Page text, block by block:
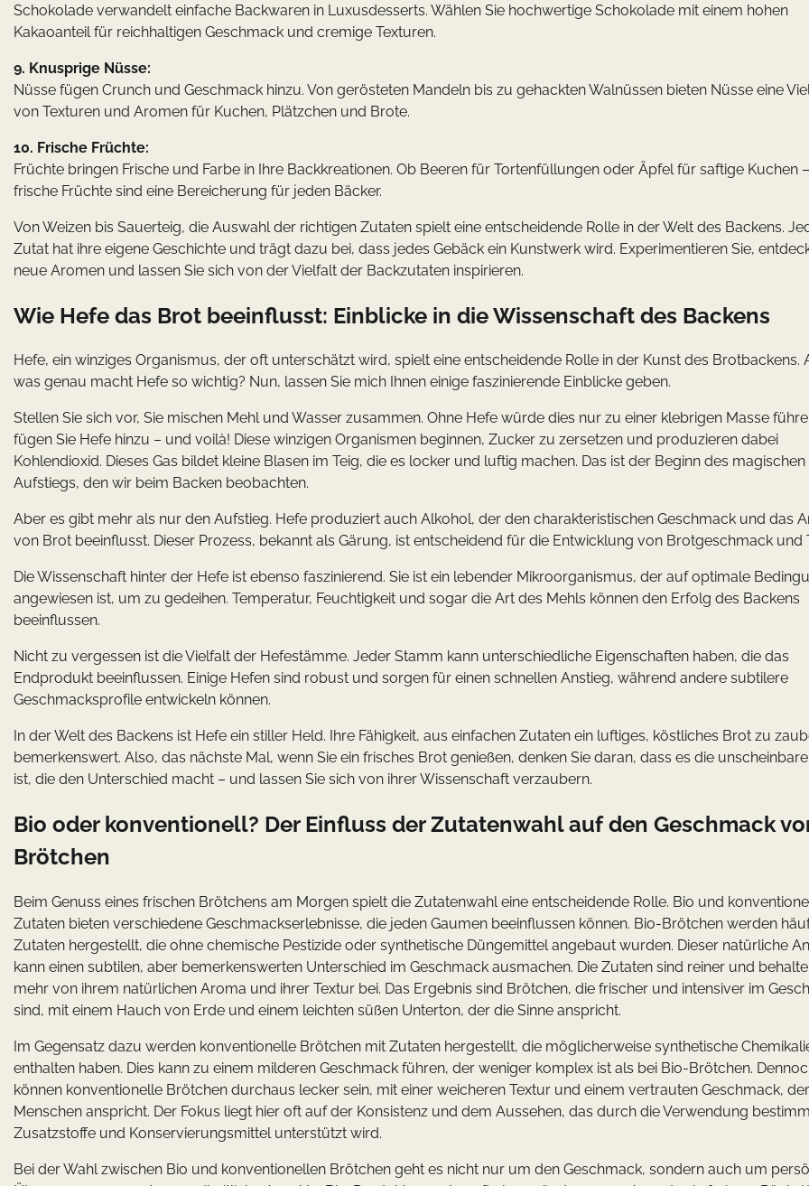
Schokolade verwandelt einfache Backwaren in Luxusdesserts. Wählen Sie hochwertige Schokolade mit einem hohen
Kakaoanteil für reichhaltigen Geschmack und cremige Texturen.
9. Knusprige Nüsse:
Nüsse fügen Crunch und Geschmack hinzu. Von gerösteten Mandeln bis zu gehackten Walnüssen bieten Nüsse eine
von Texturen und Aromen für Kuchen, Plätzchen und Brote.
10. Frische Früchte:
Früchte bringen Frische und Farbe in Ihre Backkreationen. Ob Beeren für Tortenfüllungen oder Äpfel für saftige Kuchen –
frische Früchte sind eine Bereicherung für jeden Bäcker.
Von Weizen bis Sauerteig, die Auswahl der richtigen Zutaten spielt eine entscheidende Rolle in der Welt des Backens.
Zutat hat ihre eigene Geschichte und trägt dazu bei, dass jedes Gebäck ein Kunstwerk wird. Experimentieren Sie,
neue Aromen und lassen Sie sich von der Vielfalt der Backzutaten inspirieren.
Wie Hefe das Brot beeinflusst: Einblicke in die Wissenschaft des Backens
Hefe, ein winziges Organismus, der oft unterschätzt wird, spielt eine entscheidende Rolle in der Kunst des Brotbackens.
was genau macht Hefe so wichtig? Nun, lassen Sie mich Ihnen einige faszinierende Einblicke geben.
Stellen Sie sich vor, Sie mischen Mehl und Wasser zusammen. Ohne Hefe würde dies nur zu einer klebrigen Masse
fügen Sie Hefe hinzu – und voilà! Diese winzigen Organismen beginnen, Zucker zu zersetzen und produzieren dabei
Kohlendioxid. Dieses Gas bildet kleine Blasen im Teig, die es locker und luftig machen. Das ist der Beginn des magischen
Aufstiegs, den wir beim Backen beobachten.
Aber es gibt mehr als nur den Aufstieg. Hefe produziert auch Alkohol, der den charakteristischen Geschmack und das
von Brot beeinflusst. Dieser Prozess, bekannt als Gärung, ist entscheidend für die Entwicklung von Brotgeschmack und
Die Wissenschaft hinter der Hefe ist ebenso faszinierend. Sie ist ein lebender Mikroorganismus, der auf optimale
angewiesen ist, um zu gedeihen. Temperatur, Feuchtigkeit und sogar die Art des Mehls können den Erfolg des Backens
beeinflussen.
Nicht zu vergessen ist die Vielfalt der Hefestämme. Jeder Stamm kann unterschiedliche Eigenschaften haben, die das
Endprodukt beeinflussen. Einige Hefen sind robust und sorgen für einen schnellen Anstieg, während andere subtilere
Geschmacksprofile entwickeln können.
In der Welt des Backens ist Hefe ein stiller Held. Ihre Fähigkeit, aus einfachen Zutaten ein luftiges, köstliches Brot zu
bemerkenswert. Also, das nächste Mal, wenn Sie ein frisches Brot genießen, denken Sie daran, dass es die
ist, die den Unterschied macht – und lassen Sie sich von ihrer Wissenschaft verzaubern.
Bio oder konventionell? Der Einfluss der Zutatenwahl auf den Geschmack
Brötchen
Beim Genuss eines frischen Brötchens am Morgen spielt die Zutatenwahl eine entscheidende Rolle. Bio und
Zutaten bieten verschiedene Geschmackserlebnisse, die jeden Gaumen beeinflussen können. Bio-Brötchen werden
Zutaten hergestellt, die ohne chemische Pestizide oder synthetische Düngemittel angebaut wurden. Dieser natürliche
kann einen subtilen, aber bemerkenswerten Unterschied im Geschmack ausmachen. Die Zutaten sind reiner und
mehr von ihrem natürlichen Aroma und ihrer Textur bei. Das Ergebnis sind Brötchen, die frischer und intensiver im
sind, mit einem Hauch von Erde und einem leichten süßen Unterton, der die Sinne anspricht.
Im Gegensatz dazu werden konventionelle Brötchen mit Zutaten hergestellt, die möglicherweise synthetische
enthalten haben. Dies kann zu einem milderen Geschmack führen, der weniger komplex ist als bei Bio-Brötchen.
können konventionelle Brötchen durchaus lecker sein, mit einer weicheren Textur und einem vertrauten Geschmack,
Menschen anspricht. Der Fokus liegt hier oft auf der Konsistenz und dem Aussehen, das durch die Verwendung
Zusatzstoffe und Konservierungsmittel unterstützt wird.
Bei der Wahl zwischen Bio und konventionellen Brötchen geht es nicht nur um den Geschmack, sondern auch um